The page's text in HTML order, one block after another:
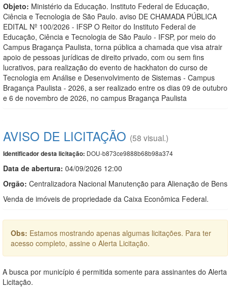
Objeto: Ministério da Educação. Instituto Federal de Educação,
Ciência e Tecnologia de São Paulo. aviso DE CHAMADA PÚBLICA
EDITAL Nº 100/2026 - IFSP O Reitor do Instituto Federal de
Educação, Ciência e Tecnologia de São Paulo - IFSP, por meio do
Campus Bragança Paulista, torna pública a chamada que visa atrair
apoio de pessoas jurídicas de direito privado, com ou sem fins
lucrativos, para realização do evento de hackhaton do curso de
Tecnologia em Análise e Desenvolvimento de Sistemas - Campus
Bragança Paulista - 2026, a ser realizado entre os dias 09 de outubro
e 6 de novembro de 2026, no campus Bragança Paulista
AVISO DE LICITAÇÃO (58 visual.)
Identificador desta licitação: DOU-b873ce9888b68b98a374
Data de abertura: 04/09/2026 12:00
Orgão: Centralizadora Nacional Manutenção para Alienação de Bens
Venda de imóveis de propriedade da Caixa Econômica Federal.
Obs: Estamos mostrando apenas algumas licitações. Para ter
acesso completo, assine o Alerta Licitação.
A busca por município é permitida somente para assinantes do Alerta
Licitação.